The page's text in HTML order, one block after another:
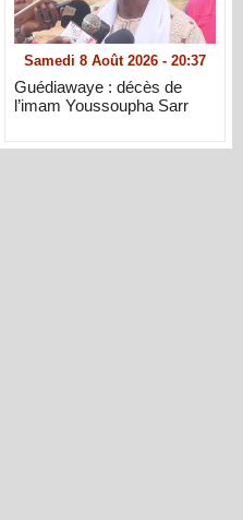
Samedi 8 Août 2026 - 20:37
Guédiawaye : décès de
l’imam Youssoupha Sarr